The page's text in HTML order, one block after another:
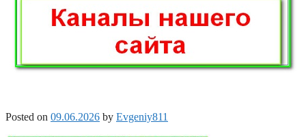
Posted on 09.06.2026 by Evgeniy811